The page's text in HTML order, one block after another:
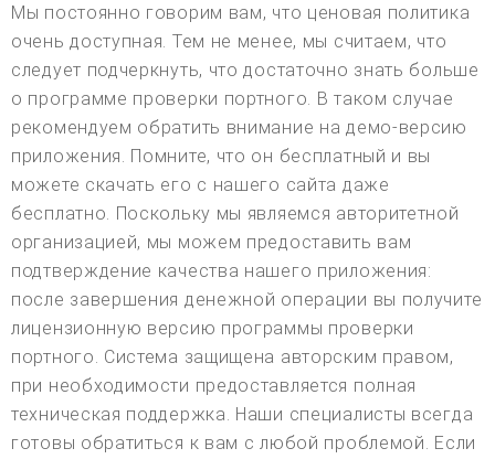
Мы постоянно говорим вам, что ценовая политика
очень доступная. Тем не менее, мы считаем, что
следует подчеркнуть, что достаточно знать больше
о программе проверки портного. В таком случае
рекомендуем обратить внимание на демо-версию
приложения. Помните, что он бесплатный и вы
можете скачать его с нашего сайта даже
бесплатно. Поскольку мы являемся авторитетной
организацией, мы можем предоставить вам
подтверждение качества нашего приложения:
после завершения денежной операции вы получите
лицензионную версию программы проверки
портного. Система защищена авторским правом,
при необходимости предоставляется полная
техническая поддержка. Наши специалисты всегда
готовы обратиться к вам с любой проблемой. Если